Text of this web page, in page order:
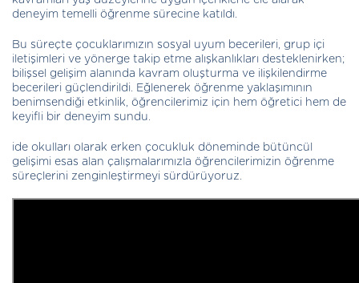
deneyim temelli öğrenme sürecine katıldı.
Bu süreçte çocuklarımızın sosyal uyum becerileri, grup içi
iletişimleri ve yönerge takip etme alışkanlıkları desteklenirken;
bilişsel gelişim alanında kavram oluşturma ve ilişkilendirme
becerileri güçlendirildi. Eğlenerek öğrenme yaklaşımının
benimsendiği etkinlik, öğrencilerimiz için hem öğretici hem de
keyifli bir deneyim sundu.
ide okulları olarak erken çocukluk döneminde bütüncül
gelişimi esas alan çalışmalarımızla öğrencilerimizin öğrenme
süreçlerini zenginleştirmeyi sürdürüyoruz.